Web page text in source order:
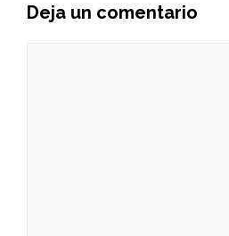
Deja un comentario